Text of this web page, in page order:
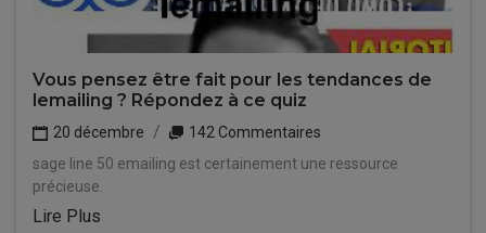
Vous pensez être fait pour les tendances de
lemailing ? Répondez à ce quiz
20 décembre
142 Commentaires
sage line 50 emailing est certainement une ressource
précieuse.
Lire Plus